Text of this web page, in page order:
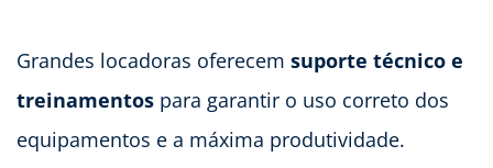
Grandes locadoras oferecem suporte técnico e
treinamentos para garantir o uso correto dos
equipamentos e a máxima produtividade.